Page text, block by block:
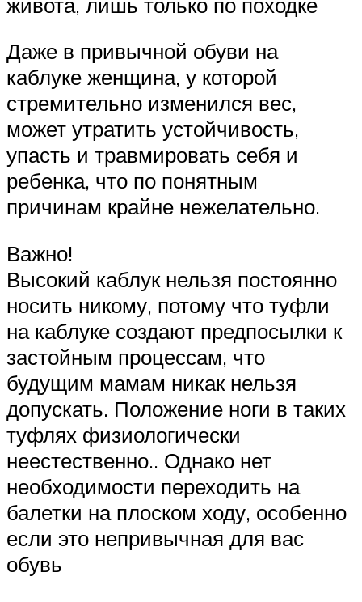
Даже в привычной обуви на
каблуке женщина, у которой
стремительно изменился вес,
может утратить устойчивость,
упасть и травмировать себя и
ребенка, что по понятным
причинам крайне нежелательно.
Важно!
Высокий каблук нельзя постоянно
носить никому, потому что туфли
на каблуке создают предпосылки к
застойным процессам, что
будущим мамам никак нельзя
допускать. Положение ноги в таких
туфлях физиологически
неестественно.. Однако нет
необходимости переходить на
балетки на плоском ходу, особенно
если это непривычная для вас
обувь